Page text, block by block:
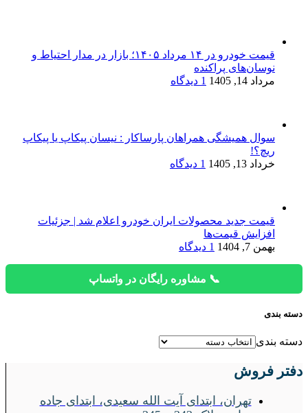
قیمت خودرو در ۱۴ مرداد ۱۴۰۵؛ بازار در مدار احتیاط و
نوسان‌های پراکنده
مرداد 14, 1405
1 دیدگاه
سوال همیشگی همراهان پارساکار : نیسان پیکاپ یا پیکاپ
ریچ؟!
خرداد 13, 1405
1 دیدگاه
قیمت جدید محصولات ایران خودرو اعلام شد | جزئیات
افزایش قیمت‌ها
بهمن 7, 1404
1 دیدگاه
📞 مشاوره رایگان در واتساپ
دسته بندی
دسته بندی
دفتر فروش
تهران، ابتدای آیت الله سعیدی، ابتدای جاده